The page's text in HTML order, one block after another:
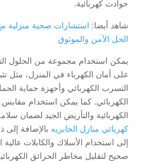
حوادث كهربائية.
شاهد أيضا: استشارات صحية منزلية
الحل الآمن والموثوق
يمكن استخدام مجموعة من الحلول
على أمان الكهرباء في المنزل، مثل
التسرب الكهربائي وأجهزة حماية
الكهربائي. كما يمكن استخدام
الكهربائية والتأريض الجيد لضمان
كهربائي منازل الجابريه بالإضافة إلى
إلى استخدام الأسلاك والكابلات
صحيح لتقليل مخاطر الحرائق